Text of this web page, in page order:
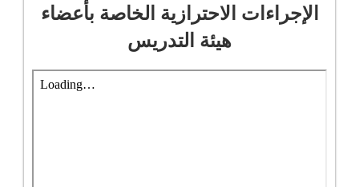
الإجراءات الاحترازية الخاصة بأعضاء
هيئة التدريس